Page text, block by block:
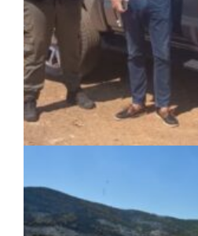
ΣΠΑΠ: Νέα οχήματα
Γαλάτσι, Μαρούσι και
Πεύκη